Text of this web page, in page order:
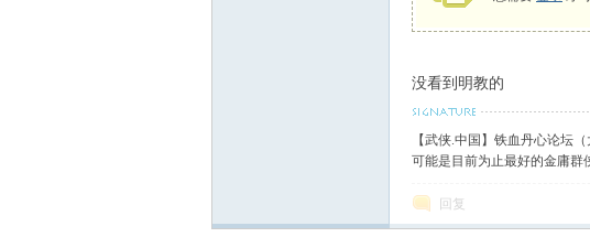
没看到明教的
【武侠.中国】铁血丹心论坛
可能是目前为止最好的金庸群
回复